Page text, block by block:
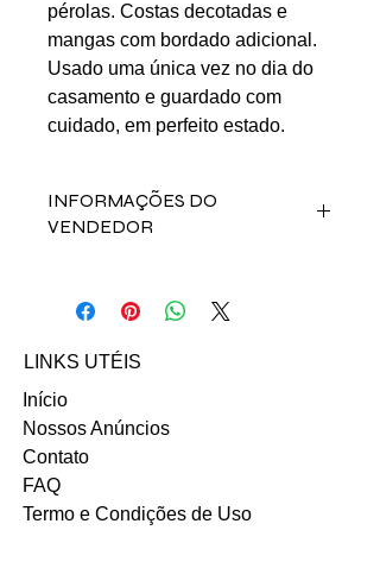
pérolas. Costas decotadas e
mangas com bordado adicional.
Usado uma única vez no dia do
casamento e guardado com
cuidado, em perfeito estado.
INFORMAÇÕES DO
VENDEDOR
Romanholi a clicando abaixo:
Email: robertaromanholi@gmail.com
LINKS UTÉIS
Início
Nossos Anúncios
Contato
FAQ
Termo e Condições de Uso